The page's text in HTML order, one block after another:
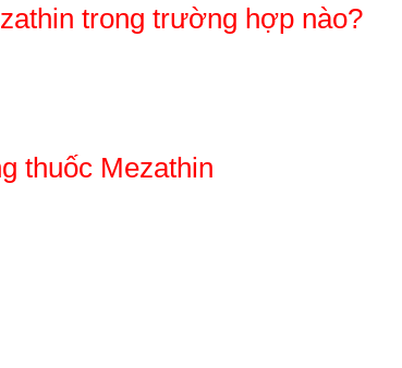
trong trường hợp nào?
thuốc Mezathin